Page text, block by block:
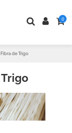
0
de Trigo